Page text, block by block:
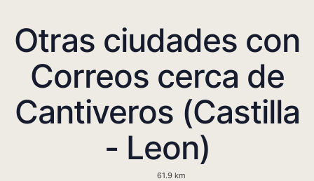
Otras ciudades con
Correos cerca de
Cantiveros (Castilla
- Leon)
61.9 km